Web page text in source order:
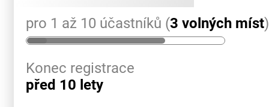
pro 1 až 10 účastníků (3 volných míst)
Konec registrace
před 10 lety